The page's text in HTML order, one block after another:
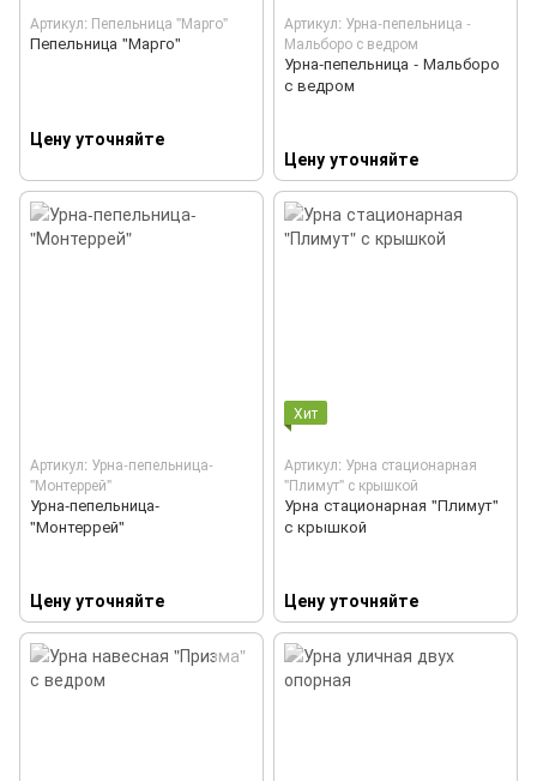
Артикул: Пепельница "Марго"
Пепельница "Марго"
Цену уточняйте
Артикул: Урна-пепельница -
Мальборо с ведром
Урна-пепельница - Мальборо
с ведром
Цену уточняйте
Артикул: Урна-пепельница-
"Монтеррей"
Урна-пепельница-
"Монтеррей"
Цену уточняйте
Хит
Артикул: Урна стационарная
"Плимут" с крышкой
Урна стационарная "Плимут"
с крышкой
Цену уточняйте